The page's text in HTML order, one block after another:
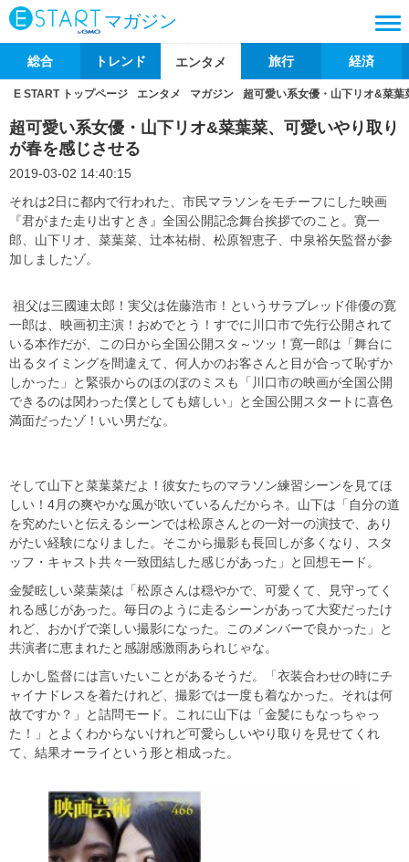
マガジン
総合 トレンド エンタメ 旅行 経済
E START トップページ エンタメ マガジン 超可愛い系女優・山下リオ&菜
超可愛い系女優・山下リオ&菜葉菜、可愛いやり取り
が春を感じさせる
2019-03-02 14:40:15
それは2日に都内で行われた、市民マラソンをモチーフにした映画
『君がまた走り出すとき』全国公開記念舞台挨拶でのこと。寛一
郎、山下リオ、菜葉菜、辻本祐樹、松原智恵子、中泉裕矢監督が参
加しましたゾ。
祖父は三國連太郎！実父は佐藤浩市！というサラブレッド俳優の寛
一郎は、映画初主演！おめでとう！すでに川口市で先行公開されて
いる本作だが、この日から全国公開スタ～ツッ！寛一郎は「舞台に
出るタイミングを間違えて、何人かのお客さんと目が合って恥ずか
しかった」と緊張からのほのぼのミスも「川口市の映画が全国公開
できるのは関わった僕としても嬉しい」と全国公開スタートに喜色
満面だったゾ！いい男だな。
そして山下と菜葉菜だよ！彼女たちのマラソン練習シーンを見てほ
しい！4月の爽やかな風が吹いているんだからネ。山下は「自分の道
を究めたいと伝えるシーンでは松原さんとの一対一の演技で、あり
がたい経験になりました。そこから撮影も長回しが多くなり、スタ
ッフ・キャスト共々一致団結した感じがあった」と回想モード。
金髪眩しい菜葉菜は「松原さんは穏やかで、可愛くて、見守ってく
れる感じがあった。毎日のように走るシーンがあって大変だったけ
れど、おかげで楽しい撮影になった。このメンバーで良かった」と
共演者に恵まれたと感謝感激雨あられじゃな。
しかし監督には言いたいことがあるそうだ。「衣装合わせの時にチ
ャイナドレスを着たけれど、撮影では一度も着なかった。それは何
故ですか？」と詰問モード。これに山下は「金髪にもなっちゃっ
た！」とよくわからないけれど可愛らしいやり取りを見せてくれ
て、結果オーライという形と相成った。